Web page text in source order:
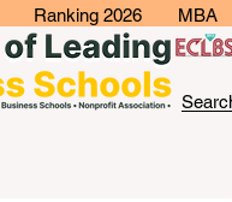
Ranking 2026 MBA